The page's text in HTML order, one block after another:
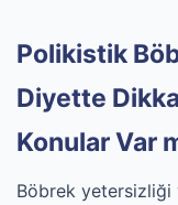
Polikistik
Diyette
Konular Var
Böbrek yetersizliği